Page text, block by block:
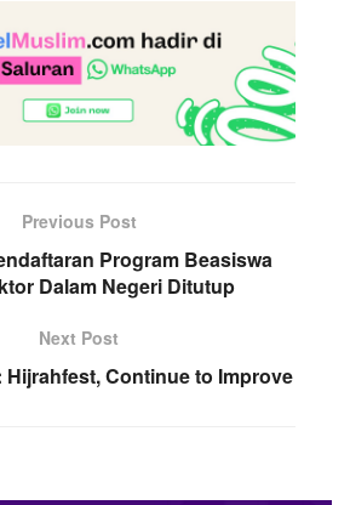
Previous Post
Program Beasiswa
Dalam Negeri Ditutup
Next Post
Continue to Improve